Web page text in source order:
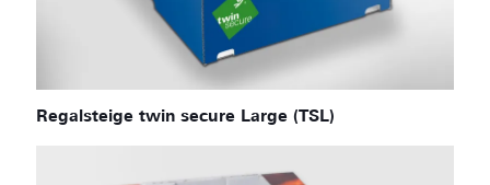
Regalsteige twin secure Large (TSL)